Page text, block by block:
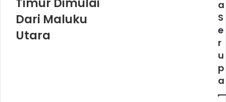
Timur Dimulai
Dari Maluku
Utara
a
S
e
r
u
p
a